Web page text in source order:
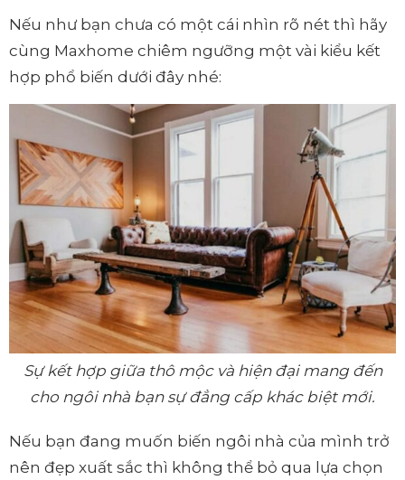
Nếu như bạn chưa có một cái nhìn rõ nét thì hãy
cùng Maxhome chiêm ngưỡng một vài kiểu kết
hợp phổ biến dưới đây nhé:
Sự kết hợp giữa thô mộc và hiện đại mang đến
cho ngôi nhà bạn sự đẳng cấp khác biệt mới.
Nếu bạn đang muốn biến ngôi nhà của mình trở
nên đẹp xuất sắc thì không thể bỏ qua lựa chọn